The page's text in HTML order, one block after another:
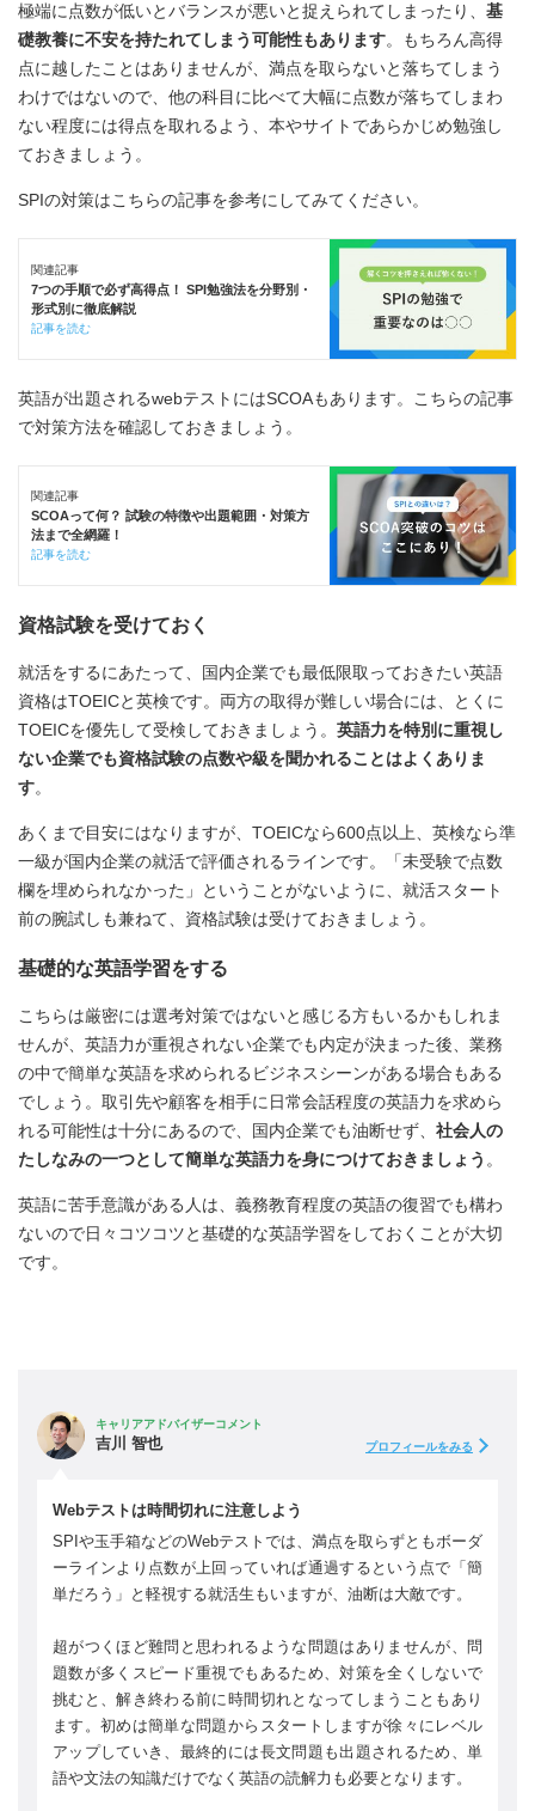
極端に点数が低いとバランスが悪いと捉えられてしまったり、 基
礎教養に不安を持たれてしまう可能性もあります。もちろん高得
点に越したことはありませんが、満点を取らないと落ちてしまう
わけではないので、他の科目に比べて大幅に点数が落ちてしまわ
ない程度には得点を取れるよう、本やサイトであらかじめ勉強し
ておきましょう。
SPIの対策はこちらの記事を参考にしてみてください。
関連記事
7つの手順で必ず高得点！ SPI勉強法を分野別・
形式別に徹底解説
記事を読む
英語が出題されるwebテストにはSCOAもあります。こちらの記事
で対策方法を確認しておきましょう。
関連記事
SCOAって何？ 試験の特徴や出題範囲・対策方
法まで全網羅！
記事を読む
資格試験を受けておく
就活をするにあたって、国内企業でも最低限取っておきたい英語
資格はTOEICと英検です。両方の取得が難しい場合には、とくに
TOEICを優先して受検しておきましょう。 英語力を特別に重視し
ない企業でも資格試験の点数や級を聞かれることはよくありま
す。
あくまで目安にはなりますが、TOEICなら600点以上、英検なら準
一級が国内企業の就活で評価されるラインです。「未受験で点数
欄を埋められなかった」ということがないように、就活スタート
前の腕試しも兼ねて、資格試験は受けておきましょう。
基礎的な英語学習をする
こちらは厳密には選考対策ではないと感じる方もいるかもしれま
せんが、英語力が重視されない企業でも内定が決まった後、業務
の中で簡単な英語を求められるビジネスシーンがある場合もある
でしょう。取引先や顧客を相手に日常会話程度の英語力を求めら
れる可能性は十分にあるので、国内企業でも油断せず、 社会人の
たしなみの一つとして簡単な英語力を身につけておきましょう 。
英語に苦手意識がある人は、義務教育程度の英語の復習でも構わ
ないので日々コツコツと基礎的な英語学習をしておくことが大切
です。
キャリアアドバイザーコメント
吉川 智也 プロフィールをみる
Webテストは時間切れに注意しよう
SPIや玉手箱などのWebテストでは、満点を取らずともボーダ
ーラインより点数が上回っていれば通過するという点で「簡
単だろう」と軽視する就活生もいますが、油断は大敵です。
超がつくほど難問と思われるような問題はありませんが、問
題数が多くスピード重視でもあるため、対策を全くしないで
挑むと、解き終わる前に時間切れとなってしまうこともあり
ます。初めは簡単な問題からスタートしますが徐々にレベル
アップしていき、最終的には長文問題も出題されるため、単
語や文法の知識だけでなく英語の読解力も必要となります。